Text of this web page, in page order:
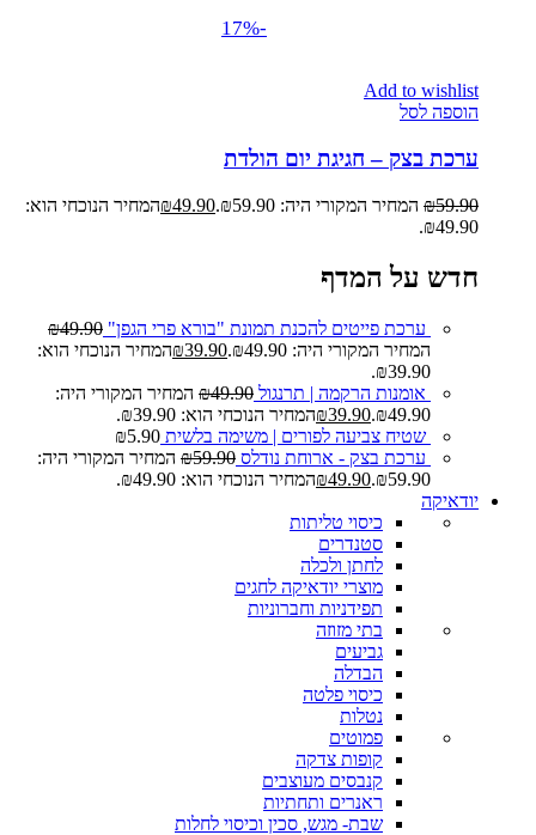
-17%
Add to wishlist
הוספה לסל
ערכת בצק – חגיגת יום הולדת
₪59.90 המחיר המקורי היה: ₪59.90. ₪49.90
המחיר הנוכחי הוא:
₪49.90.
חדש על המדף
ערכת פייטים להכנת תמונת "בורא פרי הגפן" ₪49.90
המחיר המקורי היה: ₪49.90.
₪39.90
המחיר הנוכחי הוא:
₪39.90.
אומנות הרקמה | תרנגול
₪49.90
המחיר המקורי היה:
₪49.90.
₪39.90
המחיר הנוכחי הוא: ₪39.90.
שטיח צביעה לפורים | משימה בלשית
₪5.90
ערכת בצק - ארוחת נודלס
₪59.90
המחיר המקורי היה:
₪59.90.
₪49.90
המחיר הנוכחי הוא: ₪49.90.
יודאיקה
כיסוי טליתות
סטנדרים
לחתן ולכלה
מוצרי יודאיקה לחגים
תפידניות וחברוניות
בתי מזוזה
גביעים
הבדלה
כיסוי פלטה
נטלות
פמוטים
קופות צדקה
קנבסים מעוצבים
ראנרים ותחתיות
שבת- מגש, סכין וכיסוי לחלות